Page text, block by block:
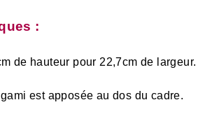
:
de hauteur pour 22,7cm de largeur.
est apposée au dos du cadre.